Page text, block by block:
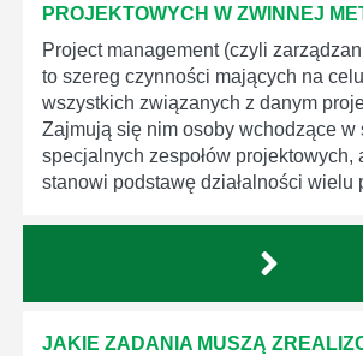
PROJEKTOWYCH W ZWINNEJ
Project management (czyli
to szereg czynności mających na
wszystkich związanych z danym
Zajmują się nim osoby wchodzące w
specjalnych zespołów projektowych,
stanowi podstawę działalności wielu
JAKIE ZADANIA MUSZĄ